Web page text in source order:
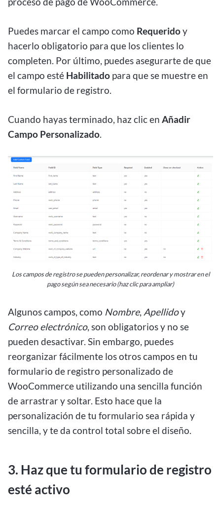
Puedes marcar el campo como Requeridoy
hacerlo obligatorio para que los clientes lo
completen. Por último, puedes asegurarte de que
el campo esté Habilitado para que se muestre en
el formulario de registro.
Cuando hayas terminado, haz clic en Añadir
Campo Personalizado.
Los campos de registro se pueden personalizar, reordenar y mostrar en el
pago según sea necesario (haz clic para ampliar)
Algunos campos, como Nombre, Apellidoy
Correo electrónico, son obligatorios y no se
pueden desactivar. Sin embargo, puedes
reorganizar fácilmente los otros campos en tu
formulario de registro personalizado de
WooCommerce utilizando una sencilla función
de arrastrar y soltar. Esto hace que la
personalización de tu formulario sea rápida y
sencilla, y te da control total sobre el diseño.
3. Haz que tu formulario de registro
esté activo